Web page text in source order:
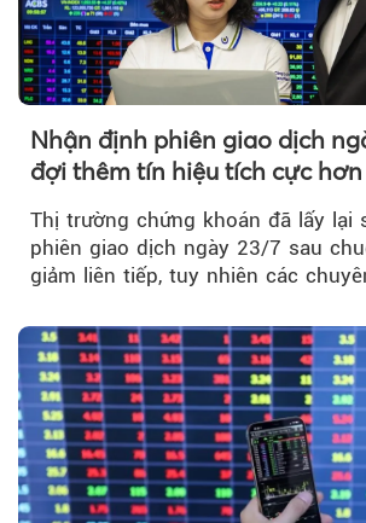
Nhận định phiên giao dịch
đợi thêm tín hiệu tích cực hơn
Thị trường chứng khoán đã lấy lại
phiên giao dịch ngày 23/7 sau
giảm liên tiếp, tuy nhiên các